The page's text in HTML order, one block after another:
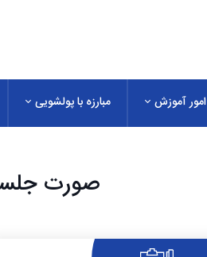
امور آموزش مبارزه با پولشویی
صورت